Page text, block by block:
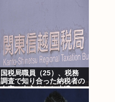
国税局職員（25）、税務
調査で知り合った納税者の
自宅に出入りしお小遣い1
億5000万円頂戴するwww